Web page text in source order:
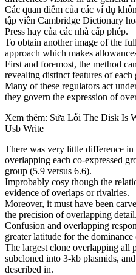
Các quan điểm của các ví dụ
tập viên Cambridge Dictionary
Press hay của các nhà cấp phép.
To obtain another image of the
approach which makes
First and foremost, the method
revealing distinct features of
Many of these regulators act
they govern the expression of
Xem thêm: Sửa Lỗi The Disk Is
Usb Write
There was very little difference in
overlapping each co-expressed
group (5.9 versus 6.6).
Improbably cosy though the
evidence of overlaps or rivalries.
Moreover, it must have been
the precision of overlapping detail.
Confusion and overlapping
greater latitude for the
The largest clone overlapping all
subcloned into 3-kb plasmids,
described in.